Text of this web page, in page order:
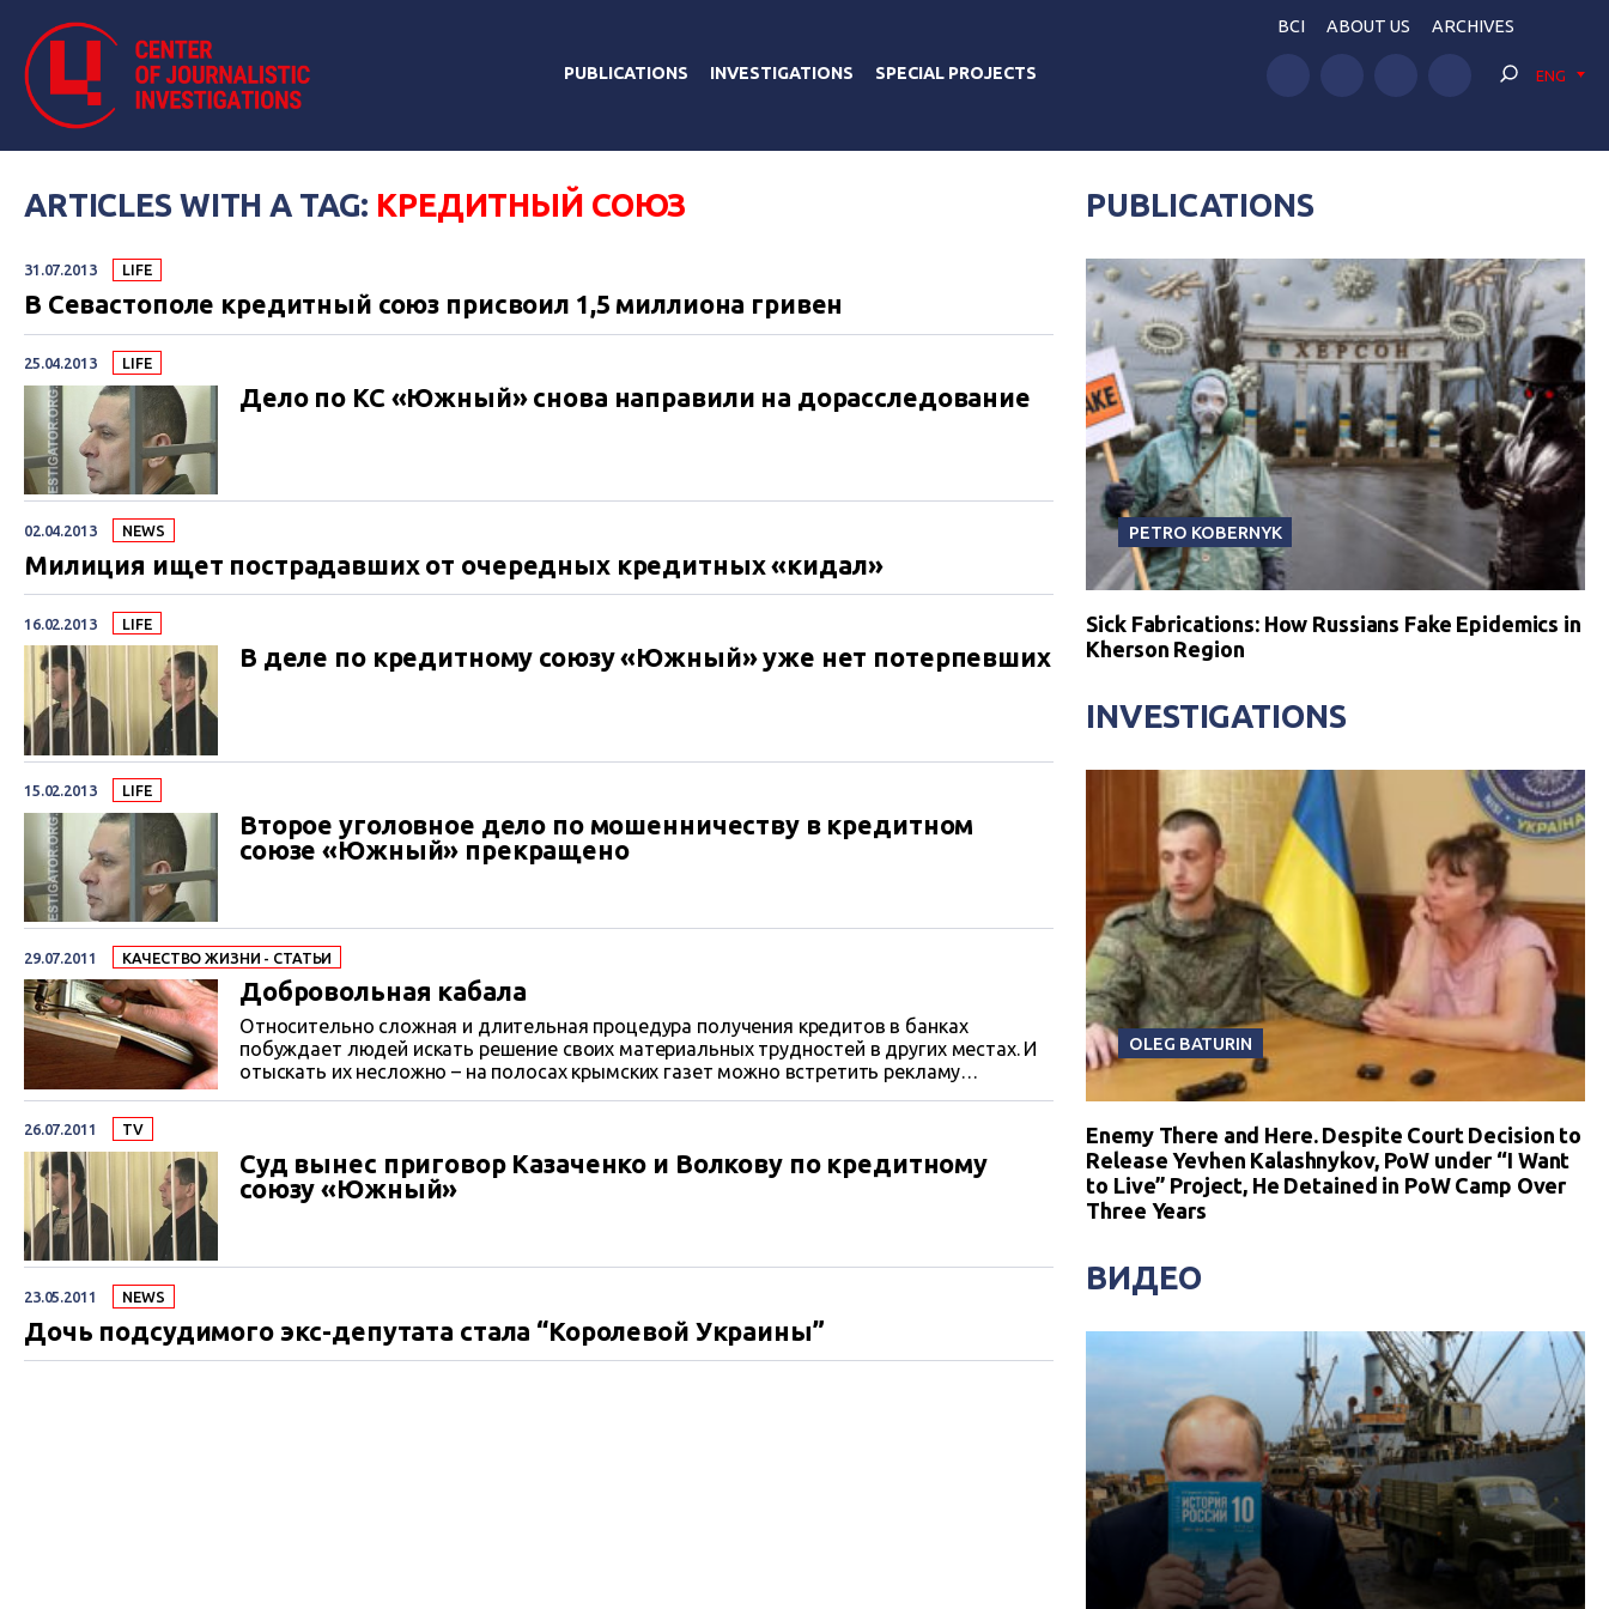
PUBLICATIONS INVESTIGATIONS SPECIAL PROJECTS
BCI ABOUT US ARCHIVES
ENG
ARTICLES WITH A TAG: КРЕДИТНЫЙ СОЮЗ
31.07.2013 LIFE
В Севастополе кредитный союз присвоил 1,5 миллиона гривен
25.04.2013 LIFE
Дело по КС «Южный» снова направили на дорасследование
02.04.2013 NEWS
Милиция ищет пострадавших от очередных кредитных «кидал»
16.02.2013 LIFE
В деле по кредитному союзу «Южный» уже нет потерпевших
15.02.2013 LIFE
Второе уголовное дело по мошенничеству в кредитном
союзе «Южный» прекращено
29.07.2011 КАЧЕСТВО ЖИЗНИ - СТАТЬИ
Добровольная кабала
Относительно сложная и длительная процедура получения кредитов в банках
побуждает людей искать решение своих материальных трудностей в других местах. И
отыскать их несложно – на полосах крымских газет можно встретить рекламу
26.07.2011 TV
Суд вынес приговор Казаченко и Волкову по кредитному
союзу «Южный»
23.05.2011 NEWS
Дочь подсудимого экс-депутата стала “Королевой Украины”
PUBLICATIONS
PETRO KOBERNYK
Sick Fabrications: How Russians Fake Epidemics in
Kherson Region
INVESTIGATIONS
OLEG BATURIN
Enemy There and Here. Despite Court Decision to
Release Yevhen Kalashnykov, PoW under “I Want
to Live” Project, He Detained in PoW Camp Over
Three Years
ВИДЕО